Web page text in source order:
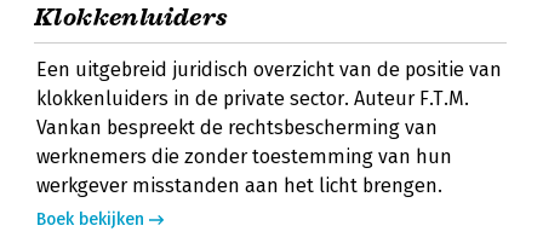
Klokkenluiders
Een uitgebreid juridisch overzicht van de positie van
klokkenluiders in de private sector. Auteur F.T.M.
Vankan bespreekt de rechtsbescherming van
werknemers die zonder toestemming van hun
werkgever misstanden aan het licht brengen.
Boek bekijken